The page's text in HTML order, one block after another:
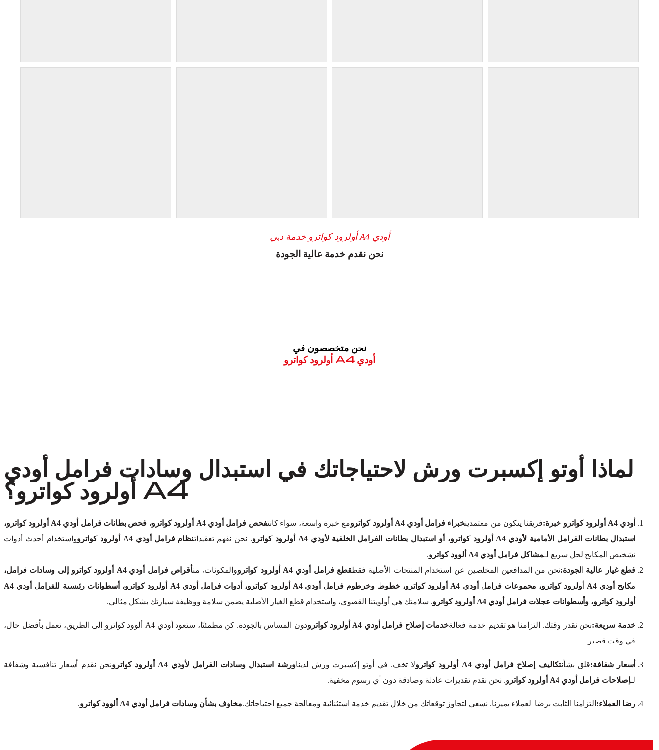
أودي A4 أولرود كواترو خدمة دبي
نحن نقدم خدمة عالية الجودة
نحن متخصصون في
أودي A4 أولرود كواترو
لماذا أوتو إكسبرت ورش لاحتياجاتك في استبدال وسادات فرامل أودي
A4 أولرود كواترو؟
أودي A4 أولرود كواترو خبرة: فريقنا يتكون من معتمدينخبراء فرامل أودي A4 أولرود كواترو مع خبرة واسعة، سواء كانت
فحص فرامل أودي A4 أولرود كواترو، فحص بطانات فرامل أودي A4 أولرود كواترو،
استبدال بطانات الفرامل الأمامية لأودي A4 أولرود كواترو، أو استبدال بطانات الفرامل الخلفية لأودي A4 أولرود كواترو
. نحن نفهم تعقيداتنظام فرامل أودي A4 أولرود كواترو
واستخدام أحدث أدوات
تشخيص المكابح لحل سريع لـمشاكل فرامل أودي A4 ألوود كواترو
.
قطع غيار عالية الجودة:نحن من المدافعين المخلصين عن استخدام المنتجات الأصلية فقطقطع فرامل أودي A4 أولرود كواترو والمكونات، من
أقراص فرامل أودي A4 أولرود كواترو إلى وسادات فرامل،
مكابح أودي A4 أولرود كواترو، مجموعات فرامل أودي A4 أولرود كواترو، خطوط وخرطوم فرامل أودي A4 أولرود كواترو، أدوات فرامل أودي A4 أولرود كواترو، أسطوانات رئيسية للفرامل أودي A4
أولرود كواترو، وأسطوانات عجلات فرامل أودي A4 أولرود كواترو
. سلامتك هي أولويتنا القصوى، واستخدام قطع الغيار الأصلية يضمن سلامة ووظيفة سيارتك بشكل مثالي.
خدمة سريعة:نحن نقدر وقتك. التزامنا هو تقديم خدمة فعالةخدمات إصلاح فرامل أودي A4 أولرود كواترو
دون المساس بالجودة. كن مطمئنًا، ستعود أودي A4 ألوود كواترو إلى الطريق، تعمل بأفضل حال،
في وقت قصير.
أسعار شفافة:قلق بشأنتكاليف إصلاح فرامل أودي A4 أولرود كواترو لا تخف. في أوتو إكسبرت ورش لديناورشة استبدال وسادات الفرامل لأودي A4 أولرود كواترو
نحن نقدم أسعار تنافسية وشفافة
لـإصلاحات فرامل أودي A4 أولرود كواترو . نحن نقدم تقديرات عادلة وصادقة دون أي رسوم مخفية.
رضا العملاء: التزامنا الثابت برضا العملاء يميزنا. نسعى لتجاوز توقعاتك من خلال تقديم خدمة استثنائية ومعالجة جميع احتياجاتك.مخاوف بشأن وسادات فرامل أودي A4 ألوود كواترو .